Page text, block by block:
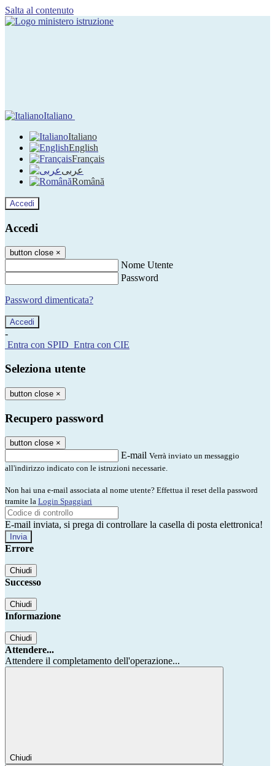
Salta al contenuto
Italiano
Italiano
English
Français
عربى
Română
Accedi
Accedi
button close ×
Nome Utente
Password
Password dimenticata?
-
Entra con SPID Entra con CIE
Seleziona utente
button close ×
Recupero password
button close ×
E-mail Verrà inviato un messaggio
all'indirizzo indicato con le istruzioni necessarie.
Non hai una e-mail associata al nome utente? Effettua il reset della password
tramite la Login Spaggiari
E-mail inviata, si prega di controllare la casella di posta elettronica!
Errore
Chiudi
Successo
Chiudi
Informazione
Chiudi
Attendere...
Attendere il completamento dell'operazione...
Chiudi